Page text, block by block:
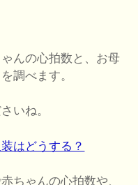
んの心拍数と、お母
調べます。
いね。
はどうする？
ちゃんの心拍数や、